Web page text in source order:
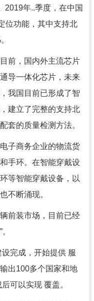
2019年..季度，在中国
位功能，其中支持北
前，国内外主流芯片
导一体化芯片，未来
我国目前已形成了智
建立了完整的支持北
套的质量检测方法。
子商务企业的物流货
手环。在智能穿戴设
等智能穿戴设备，以
不断涌现。
前装市场，目前已经
完成，开始提供 服
出100多个国家和地
可以实现 覆盖。